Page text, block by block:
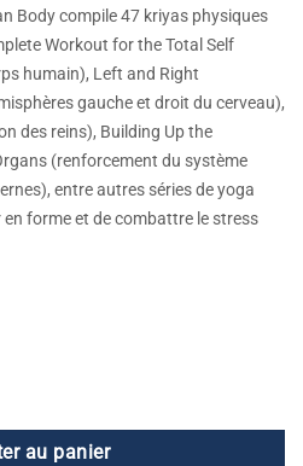
Body compile 47 kriyas physiques
Workout for the Total Self
humain), Left and Right
gauche et droit du cerveau),
des reins), Building Up the
(renforcement du système
entre autres séries de yoga
forme et de combattre le stress
du corps humain
au panier